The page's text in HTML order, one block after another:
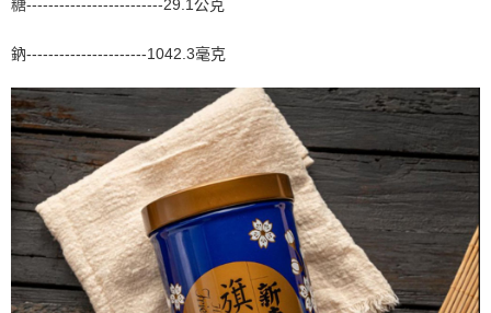
糖-------------------------29.1公克
鈉----------------------1042.3毫克